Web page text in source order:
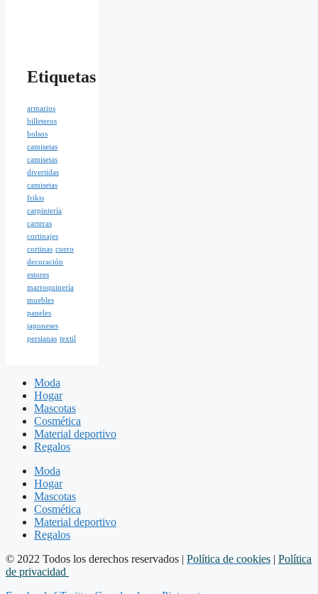
Etiquetas
armarios
billeteros
bolsos
camisetas
camisetas
divertidas
camisetas
frikis
carpintería
carteras
cortinajes
cortinas cuero
decoración
estores
marroquinería
muebles
paneles
japoneses
persianas textil
Moda
Hogar
Mascotas
Cosmética
Material deportivo
Regalos
Moda
Hogar
Mascotas
Cosmética
Material deportivo
Regalos
© 2022 Todos los derechos reservados | Política de cookies | Política
de privacidad